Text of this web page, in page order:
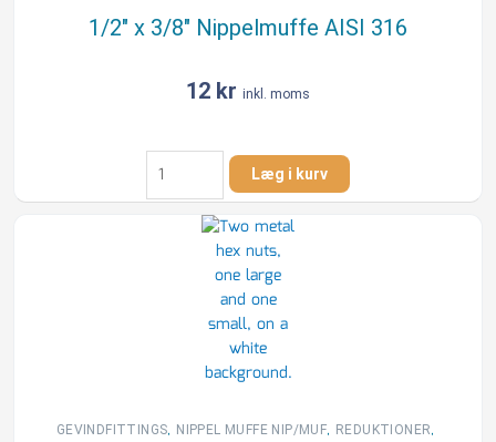
1/2″ x 3/8″ Nippelmuffe AISI 316
12 kr inkl. moms
1/2"
3/8"
Nippelmuffe
Læg i kurv
GEVINDFITTINGS, NIPPEL MUFFE NIP/MUF, REDUKTIONER,